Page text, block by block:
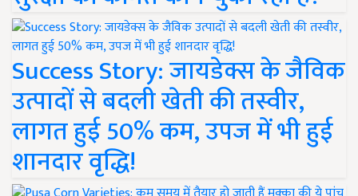
Success Story: जायडेक्स के जैविक
उत्पादों से बदली खेती की तस्वीर,
लागत हुई 50% कम, उपज में भी हुई
शानदार वृद्धि!